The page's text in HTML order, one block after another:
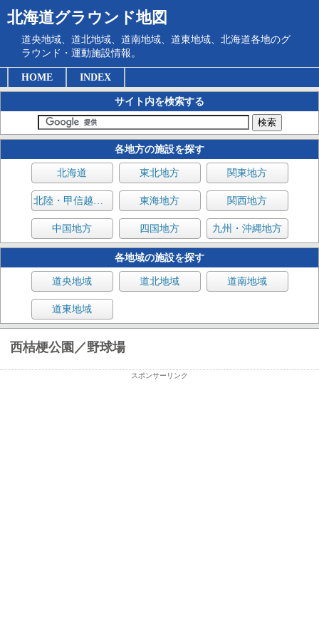
北海道グラウンド地図
道央地域、道北地域、道南地域、道東地域、北海道各地のグ
ラウンド・運動施設情報。
HOME INDEX
サイト内を検索する
各地方の施設を探す
北海道 東北地方 関東地方
北陸・甲信越地方 東海地方 関西地方
中国地方 四国地方 九州・沖縄地方
各地域の施設を探す
道央地域 道北地域 道南地域
道東地域
西桔梗公園／野球場
スポンサーリンク